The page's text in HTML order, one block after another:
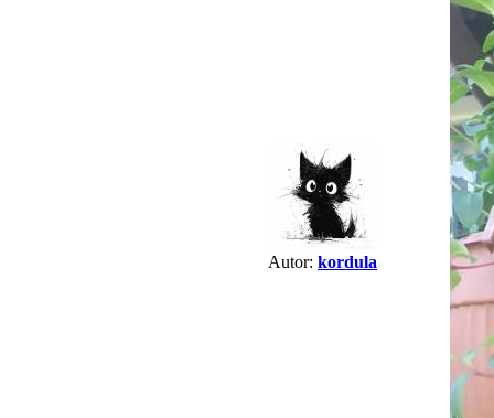
Autor: kordula